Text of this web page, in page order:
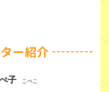
ー紹介
子こぺこ